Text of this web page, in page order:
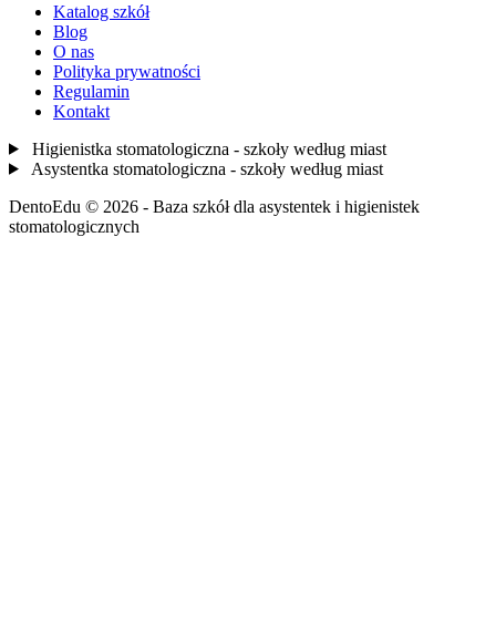
Katalog szkół
Blog
O nas
Polityka prywatności
Regulamin
Kontakt
Higienistka stomatologiczna - szkoły według miast
Asystentka stomatologiczna - szkoły według miast
DentoEdu © 2026 - Baza szkół dla asystentek i higienistek
stomatologicznych